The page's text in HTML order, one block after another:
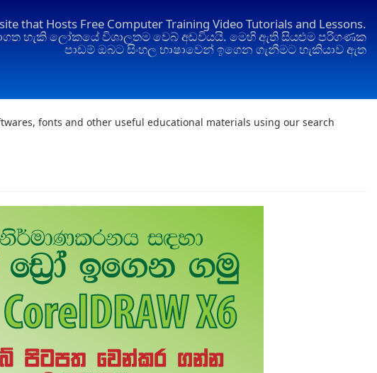
that Hosts Free Computer Training Video Tutorials and Lessons.
හැකි ලෝකයේ විශාලතම වෙබ් අඩවියයි. මෙහි ඇති සියළුම පරිගණක
පාඩම් ඔබට සිංහල භාෂාවෙන් ඉගෙන ගැනීමට හැකියාව ඇත
fonts and other useful educational materials using our search